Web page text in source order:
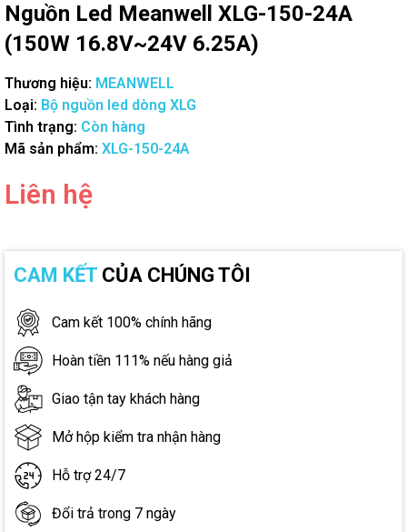
Nguồn Led Meanwell XLG-150-24A
(150W 16.8V~24V 6.25A)
Thương hiệu: MEANWELL
Loại: Bộ nguồn led dòng XLG
Tình trạng: Còn hàng
Mã sản phẩm: XLG-150-24A
Liên hệ
CAM KẾT CỦA CHÚNG TÔI
Cam kết 100% chính hãng
Hoàn tiền 111% nếu hàng giả
Giao tận tay khách hàng
Mở hộp kiểm tra nhận hàng
Hỗ trợ 24/7
Đổi trả trong 7 ngày